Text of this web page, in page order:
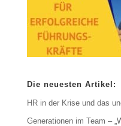
Die neuesten Artikel:
HR in der Krise und das
Generationen im Team –